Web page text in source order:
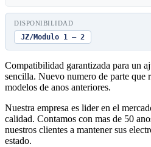
DISPONIBILIDAD
JZ/Modulo 1 — 2
Compatibilidad garantizada para un
sencilla. Nuevo numero de parte que
modelos de anos anteriores.
Nuestra empresa es lider en el
calidad. Contamos con mas de 50
nuestros clientes a mantener sus
estado.